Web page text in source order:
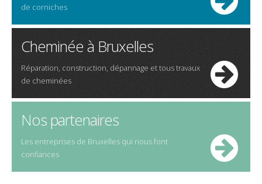
de corniches
Cheminée à Bruxelles
Réparation, construction, dépannage et tous travaux
de cheminées
Nos partenaires
Les entreprises de Bruxelles qui nous font
confiances